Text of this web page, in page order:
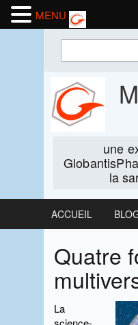
Skip
une
la
keywords
to
search:
ACCUEIL
Quatre
La
MENU